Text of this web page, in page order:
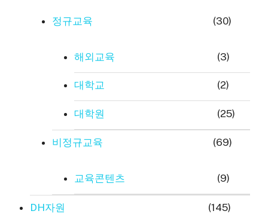
정규교육 (30)
해외교육 (3)
대학교 (2)
대학원 (25)
비정규교육 (69)
교육콘텐츠 (9)
DH자원 (145)